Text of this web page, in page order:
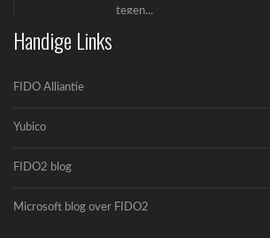
tegen...
Handige Links
FIDO Alliantie
Yubico
FIDO2 blog
Microsoft blog over FIDO2